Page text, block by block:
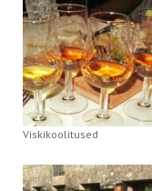
Viskikoolitused